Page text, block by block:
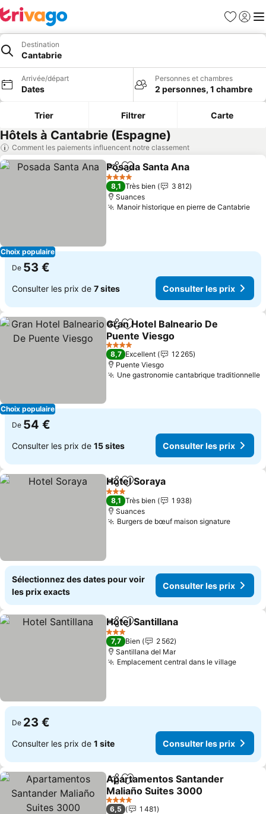
Favoris
Se
Destination
Cantabrie
Arrivée/départ
Dates
Personnes et chambres
2 personnes, 1 chambre
Trier Filtrer Carte
Hôtels à Cantabrie (Espagne)
Comment les paiements influencent notre classement
Choix populaire
PartagerAjouter à mes favoris
Posada Santa Ana
4 Étoiles
8,1 Très bien
3 812
Suances
Manoir historique en pierre de Cantabrie
De 53 €
Consulter les prix de 7 sites Consulter les prix
Choix populaire
PartagerAjouter à mes favoris
Gran Hotel Balneario De
Puente Viesgo
4 Étoiles
8,7 Excellent
12 265
Puente Viesgo
Une gastronomie cantabrique traditionnelle
De 54 €
Consulter les prix de 15 sites Consulter les prix
PartagerAjouter à mes favoris
Hotel Soraya
3 Étoiles
8,1 Très bien
1 938
Suances
Burgers de bœuf maison signature
Sélectionnez des dates pour voir
les prix exacts
Consulter les prix
PartagerAjouter à mes favoris
Hotel Santillana
3 Étoiles
7,7 Bien
2 562
Santillana del Mar
Emplacement central dans le village
De 23 €
Consulter les prix de 1 site Consulter les prix
PartagerAjouter à mes favoris
Apartamentos Santander
Maliaño Suites 3000
4 Étoiles
6,5
1 481